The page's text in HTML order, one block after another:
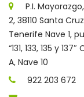
P.I.
2, 38110 Santa
Tenerife Nave 1,
“131, 133, 135 y
A, Nave 10
922 203 672